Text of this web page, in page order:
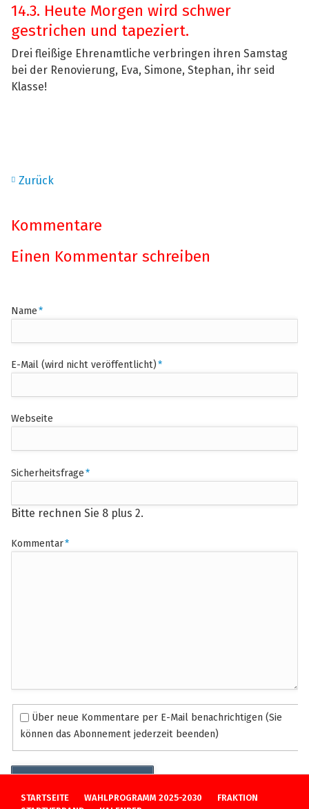
14.3. Heute Morgen wird schwer
gestrichen und tapeziert.
Drei fleißige Ehrenamtliche verbringen ihren Samstag
bei der Renovierung, Eva, Simone, Stephan, ihr seid
Klasse!
Zurück
Kommentare
Einen Kommentar schreiben
Pflichtfeld
Name*
Pflichtfeld
E-Mail (wird nicht veröffentlicht)*
Webseite
Pflichtfeld
Sicherheitsfrage*
Bitte rechnen Sie 8 plus 2.
Pflichtfeld
Kommentar*
Über neue Kommentare per E-Mail benachrichtigen (Sie
können das Abonnement jederzeit beenden)
Kommentar absenden
NAVIGATION
STARTSEITE WAHLPROGRAMM 2025-2030
FRAKTION